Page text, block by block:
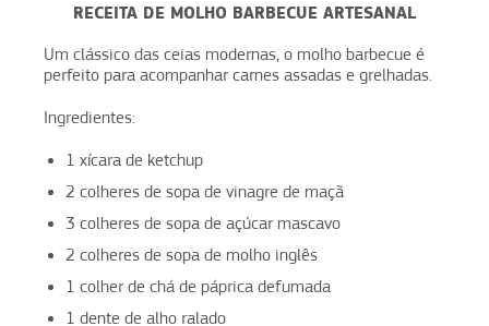
RECEITA DE MOLHO BARBECUE ARTESANAL
Um clássico das ceias modernas, o molho barbecue é
perfeito para acompanhar carnes assadas e grelhadas.
Ingredientes:
1 xícara de ketchup
2 colheres de sopa de vinagre de maçã
3 colheres de sopa de açúcar mascavo
2 colheres de sopa de molho inglês
1 colher de chá de páprica defumada
1 dente de alho ralado